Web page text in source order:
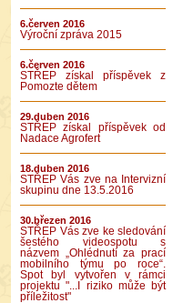
6.červen 2016
Výroční zpráva 2015
6.červen 2016
STŘEP získal příspěvek z
Pomozte dětem
29.duben 2016
STŘEP získal příspěvek od
Nadace Agrofert
18.duben 2016
STŘEP Vás zve na Intervizní
skupinu dne 13.5.2016
30.březen 2016
STŘEP Vás zve ke sledování
šestého videospotu s
názvem „Ohlédnutí za prací
mobilního týmu po roce“.
Spot byl vytvořen v rámci
projektu "...I riziko může být
příležitost"